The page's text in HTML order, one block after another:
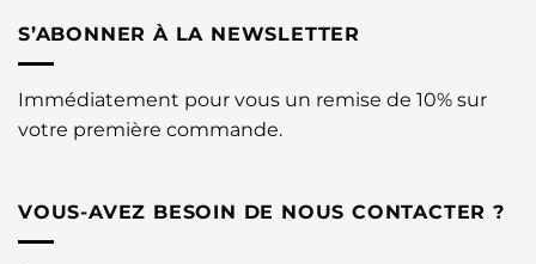
S’ABONNER À LA NEWSLETTER
Immédiatement pour vous un remise de 10% sur
votre première commande.
VOUS-AVEZ BESOIN DE NOUS CONTACTER ?